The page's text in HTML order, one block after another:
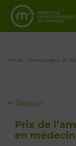
Prix de l’ambassadeur du
Retour
Prix de
en